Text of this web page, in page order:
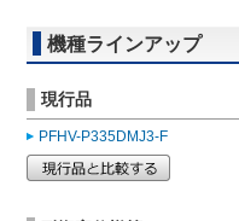
機種ラインアップ
現行品
PFHV-P335DMJ3-F